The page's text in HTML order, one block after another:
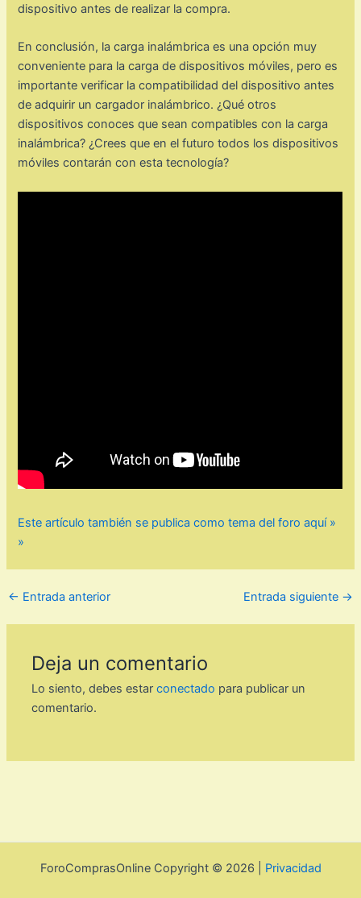
dispositivo antes de realizar la compra.
En conclusión, la carga inalámbrica es una opción muy
conveniente para la carga de dispositivos móviles, pero es
importante verificar la compatibilidad del dispositivo antes
de adquirir un cargador inalámbrico. ¿Qué otros
dispositivos conoces que sean compatibles con la carga
inalámbrica? ¿Crees que en el futuro todos los dispositivos
móviles contarán con esta tecnología?
Este artículo también se publica como tema del foro aquí »
»
← Entrada anterior Entrada siguiente →
Deja un comentario
Lo siento, debes estarconectado para publicar un
comentario.
ForoComprasOnline Copyright © 2026 | Privacidad